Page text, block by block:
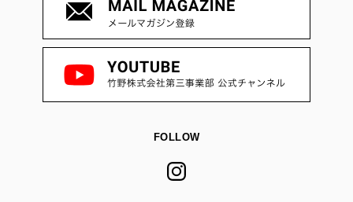
FOLLOW